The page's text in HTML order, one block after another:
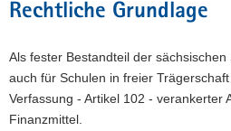
g
e
i
f
e
g
t
i
o
n
to
m
a
t
i
e
c
h
Rechtliche Grundlage
Als fester Bestandteil der
auch für Schulen in freier
Verfassung - Artikel 102 - verankerter
Finanzmittel.